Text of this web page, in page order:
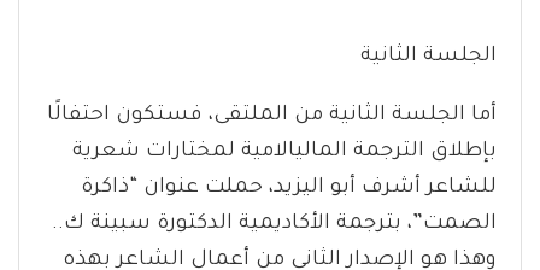
الجلسة الثانية
أما الجلسة الثانية من الملتقى، فستكون احتفالًا
بإطلاق الترجمة الماليالامية لمختارات شعرية
للشاعر أشرف أبو اليزيد، حملت عنوان “ذاكرة
الصمت”، بترجمة الأكاديمية الدكتورة سبينة ك..
وهذا هو الإصدار الثاني من أعمال الشاعر بهذه